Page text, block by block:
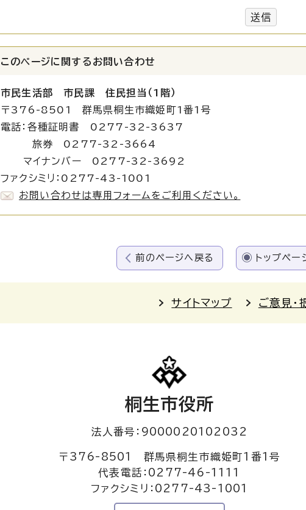
送信
このページに関する お問い合わせ
市民生活部 市民課 住民担当（1階）
〒376-8501 群馬県桐生市織姫町1番1号
電話：各種証明書 0277-32-3637
旅券 0277-32-3664
マイナンバー 0277-32-3692
ファクシミリ：0277-43-1001
お問い合わせは専用フォームをご利用ください。
前のページへ戻る トップペー
サイトマップ ご意見・
桐生市役所
法人番号：9000020102032
〒376-8501 群馬県桐生市織姫町1番1号
代表電話：0277-46-1111
ファクシミリ：0277-43-1001